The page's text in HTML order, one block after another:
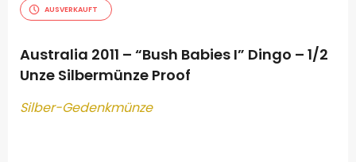
AUSVERKAUFT
Australia 2011 – “Bush Babies I” Dingo – 1/2
Unze Silbermünze Proof
Silber-Gedenkmünze